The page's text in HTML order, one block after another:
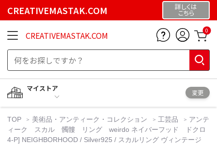
CREATIVEMASTAK.COM 詳しくは
こちら
CREATIVEMASTAK.COM 0
マイストア
変更
TOP 美術品・アンティーク・コレクション 工芸品
アンテ
ィーク スカル 髑髏 リング weirdo ネイバーフッド ドクロ
4-P] NEIGHBORHOOD / Silver925 / スカルリング ヴィンテージ